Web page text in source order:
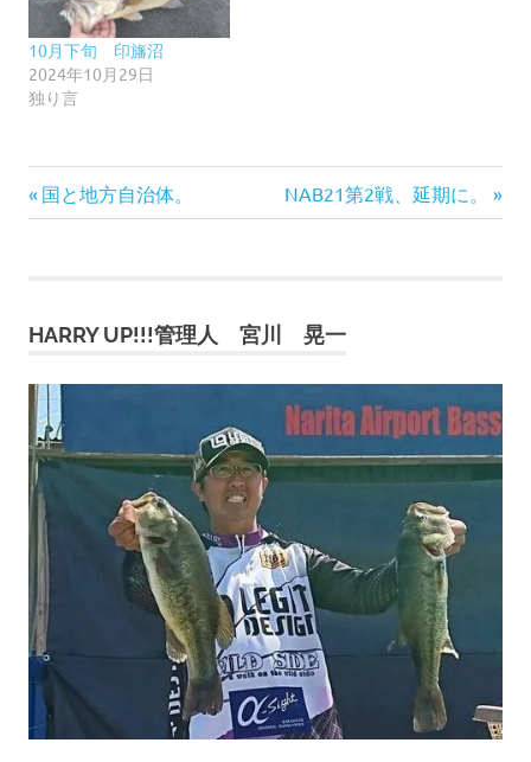
10月下旬 印旛沼
2024年10月29日
独り言
投
ビ
ゲ
ー
シ
ョ
ン
前
の
国と地方自治体。
次
の
NAB21第2戦、延期に。
HARRY UP!!!管理人 宮川 晃一